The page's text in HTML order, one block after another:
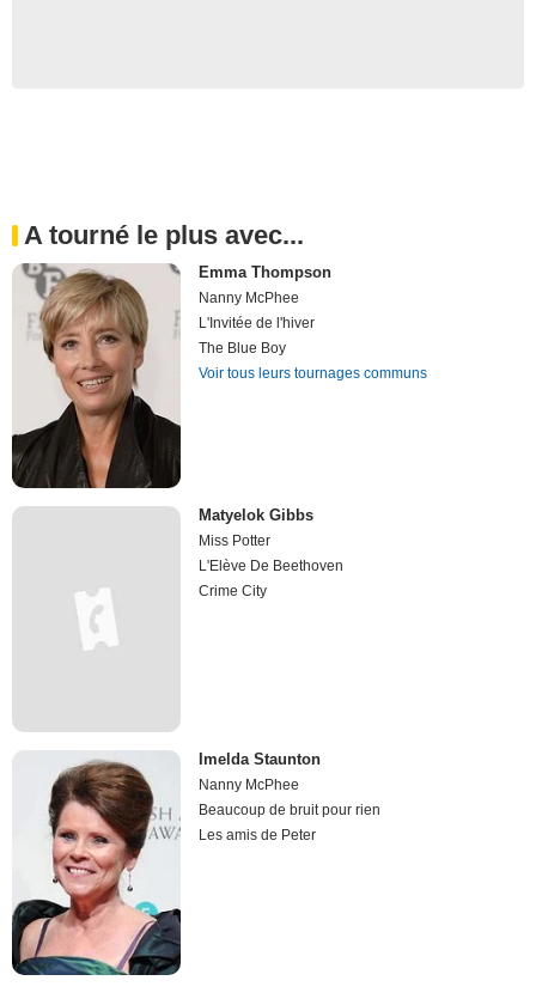
A tourné le plus avec...
Emma Thompson
Nanny McPhee
L'Invitée de l'hiver
The Blue Boy
Voir tous leurs tournages communs
Matyelok Gibbs
Miss Potter
L'Elève De Beethoven
Crime City
Imelda Staunton
Nanny McPhee
Beaucoup de bruit pour rien
Les amis de Peter